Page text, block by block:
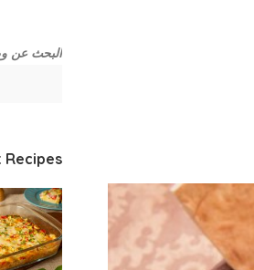
البحث عن
Recipes